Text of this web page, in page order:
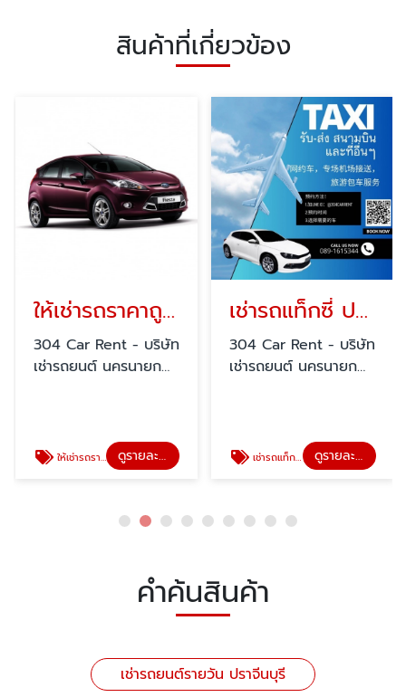
สินค้าที่เกี่ยวข้อง
ให้เช่ารถราคาถูก ปราจีนบุรี
304 Car Rent - บริษัท
เช่ารถยนต์ นครนายก
ให้เช่ารถราคาถูก ปราจีนบุรี ดูรายละเอียด
เช่ารถแท็กซี่ ปราจีนบุรี
304 Car Rent - บริษัท
เช่ารถยนต์ นครนายก
เช่ารถแท็กซี่ ปราจีนบุรี ดูรายละเอียด
คำค้นสินค้า
เช่ารถยนต์รายวัน ปราจีนบุรี